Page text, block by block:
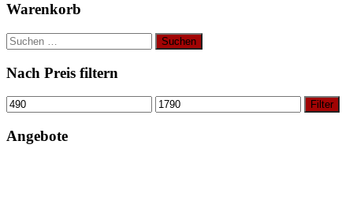
Warenkorb
Suchen
nach:
Nach Preis filtern
Filter
Angebote